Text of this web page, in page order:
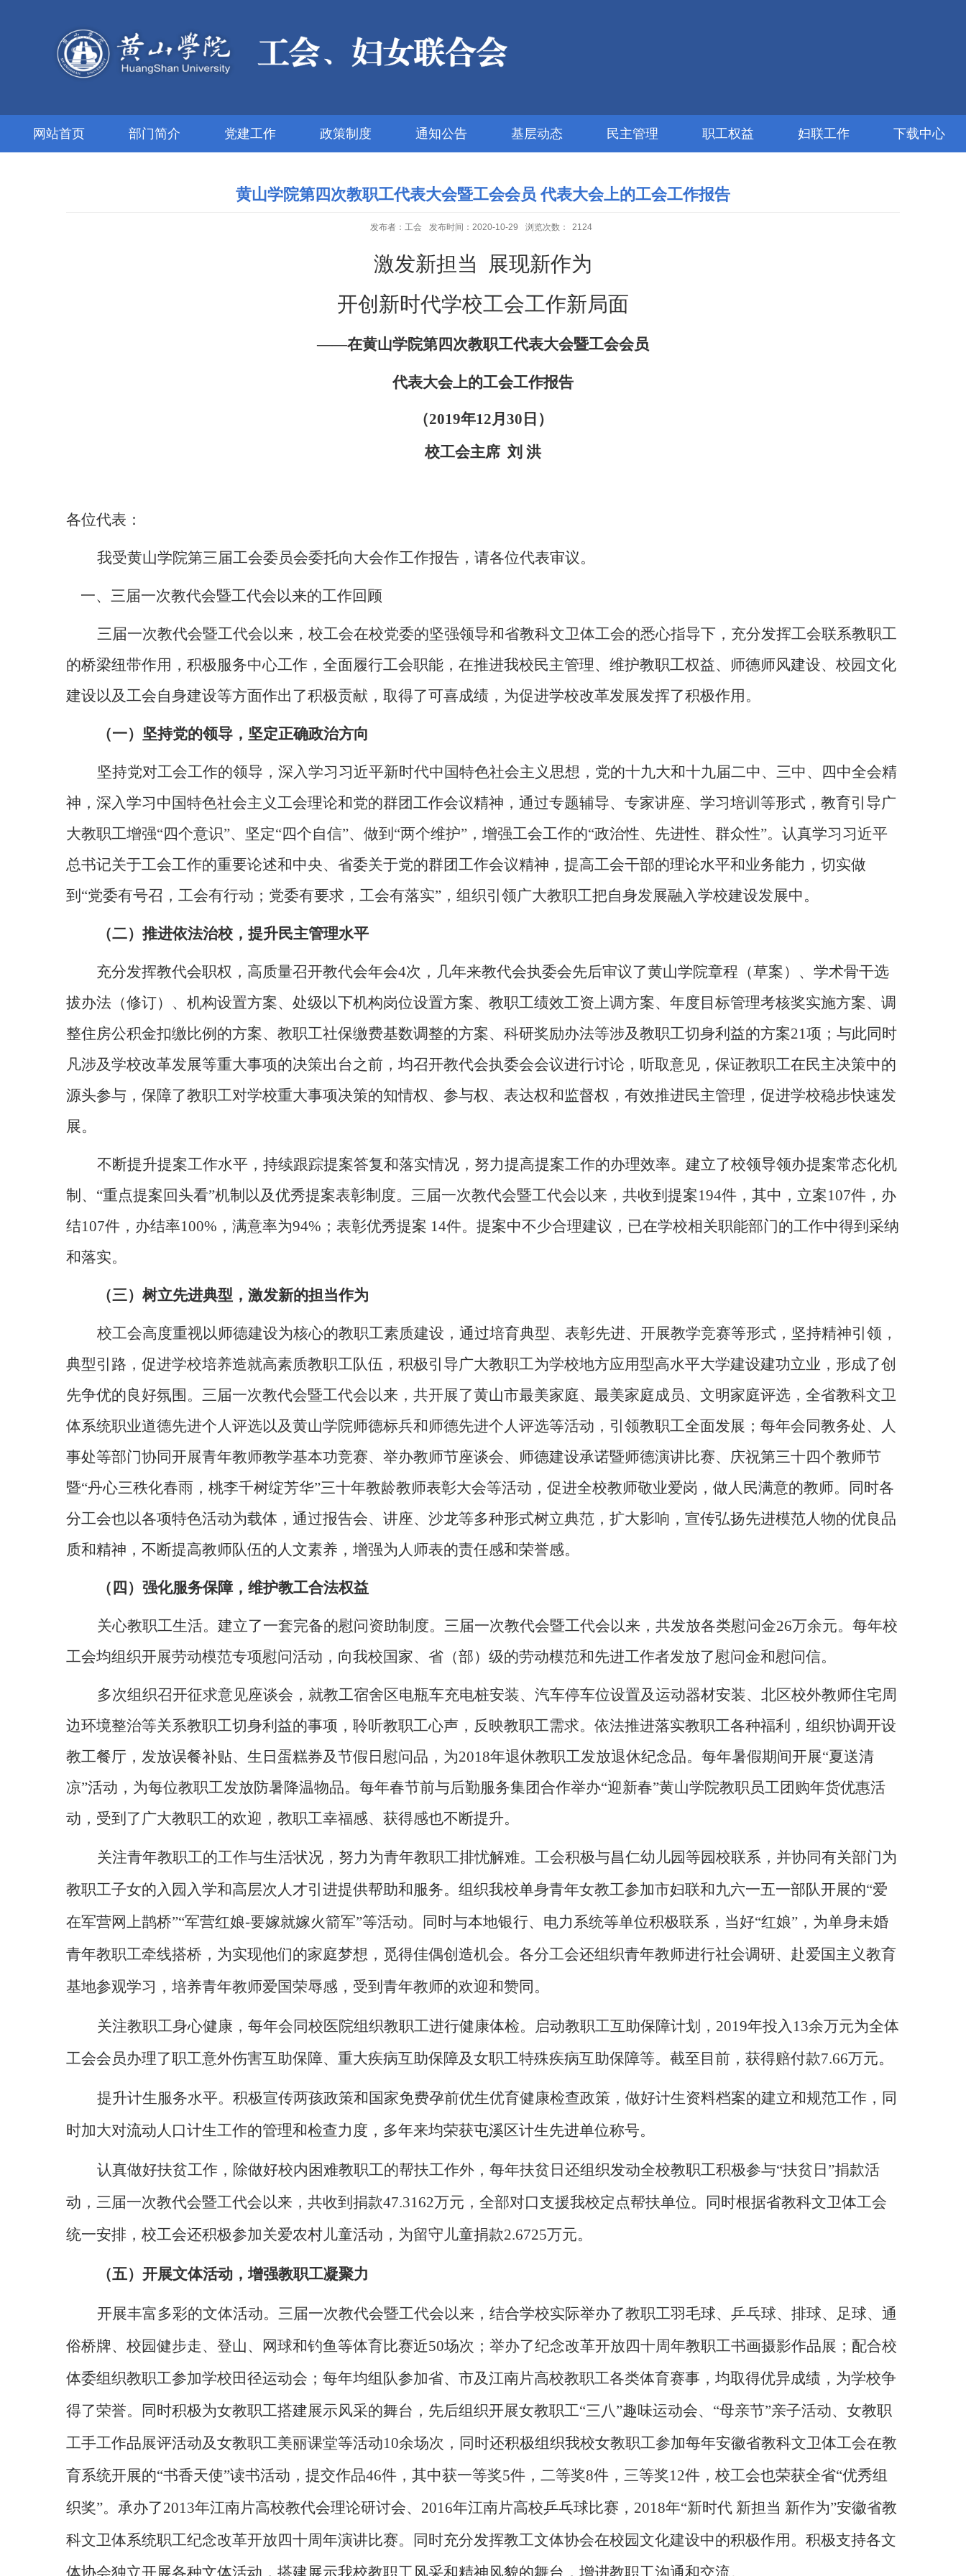
网站首页 部门简介 党建工作 政策制度 通知公告 基层动态 民主管理 职工权益 妇联工作 下载中心
黄山学院第四次教职工代表大会暨工会会员 代表大会上的工会工作报告
发布者：工会 发布时间：2020-10-29 浏览次数： 2124
激发新担当
展现新作为
开创新时代学校工会工作新局面
——在黄山学院第四次教职工代表大会暨工会会员
代表大会上的工会工作报告
（2019年12月 30 日）
校工会主席 刘 洪
各位代表：
我受黄山学院第三届工会委员会委托向大会作工作报告，请各位代表审议。
一、三届一次教代会暨工代会以来的工作回顾
三届一次教代会暨工代会以来，校工会在校党委的坚强领导和省教科文卫体工会的悉心指导下，充分发挥工会联系教职工
的桥梁纽带作用，积极服务中心工作，全面履行工会职能，在推进我校民主管理、维护教职工权益、师德师风建设、校园文化
建设以及工会自身建设等方面作出了积极贡献，取得了可喜成绩，为促进学校改革发展发挥了积极作用。
（一）坚持党的领导，坚定正确政治方向
坚持党对工会工作的领导，深入学习习近平新时代中国特色社会主义思想，党的十九大和十九届二中、三中、四中全会精
神，深入学习中国特色社会主义工会理论和党的群团工作会议精神，通过专题辅导、专家讲座、学习培训等形式，教育引导广
大教职工增强“四个意识”、坚定“四个自信”、做到“两个维护”，增强工会工作的“政治性、先进性、群众性”。认真学习习近平
总书记关于工会工作的重要论述和中央、省委关于党的群团工作会议精神，提高工会干部的理论水平和业务能力，切实做
到“党委有号召，工会有行动；党委有要求，工会有落实”，组织引领广大教职工把自身发展融入学校建设发展中。
（二）推进依法治校，提升民主管理水平
充分发挥教代会职权，高质量召开教代会年会4次，几年来教代会执委会先后审议了黄山学院章程（草案） 、 学术骨干选
拔办法（修订）、机构设置方案、处级以下机构岗位设置方案、教职工绩效工资上调方案、年度目标管理考核奖实施方案、调
整住房公积金扣缴比例的方案、教职工社保缴费基数调整的方案、科研奖励办法等涉及教职工切身利益的方案21项；与此同时
凡涉及学校改革发展等重大事项的决策出台之前，均召开教代会执委会会议进行讨论，听取意见，保证教职工在民主决策中的
源头参与，保障了教职工对学校重大事项决策的知情权、参与权、表达权和监督权，有效推进民主管理，促进学校稳步快速发
展。
不断提升提案工作水平，持续跟踪提案答复和落实情况，努力提高提案工作的办理效率。建立了校领导领办提案常态化机
制、“重点提案回头看”机制以及优秀提案表彰制度。三届一次教代会暨工代会以来，共收到提案194件，其中，立案107件，办
结107件，办结率100% ，满意率为94% ；表彰优秀提案 14件。提案中不少合理建议，已在学校相关职能部门的工作中得到采纳
和落实。
（三）树立先进典型，激发新的担当作为
校工会高度重视以师德建设为核心的教职工素质建设，通过培育典型、表彰先进、开展教学竞赛等形式，坚持精神引领，
典型引路，促进学校培养造就高素质教职工队伍，积极引导广大教职工为学校地方应用型高水平大学建设建功立业，形成了创
先争优的良好氛围。三届一次教代会暨工代会以来，共开展了黄山市最美家庭、最美家庭成员、文明家庭评选，全省教科文卫
体系统职业道德先进个人评选以及黄山学院师德标兵和师德先进个人评选等活动，引领教职工全面发展；每年会同教务处、人
事处等部门协同开展青年教师教学基本功竞赛、举办教师节座谈会、师德建设承诺暨师德演讲比赛、庆祝第三十四个教师节
暨“丹心三秩化春雨，桃李千树绽芳华”三十年教龄教师表彰大会等活动，促进全校教师敬业爱岗，做人民满意的教师。同时各
分工会也以各项特色活动为载体，通过报告会、讲座、沙龙等多种形式树立典范，扩大影响，宣传弘扬先进模范人物的优良品
质和精神，不断提高教师队伍的人文素养，增强为人师表的责任感和荣誉感。
（四）强化服务保障，维护教工合法权益
关心教职工生活。建立了一套完备的慰问资助制度。三届一次教代会暨工代会以来，共发放各类慰问金26万余元。每年校
工会均组织开展劳动模范专项慰问活动，向我校国家、省（部）级的劳动模范和先进工作者发放了慰问金和慰问信。
多次组织召开征求意见座谈会，就教工宿舍区电瓶车充电桩安装、汽车停车位设置及运动器材安装、北区校外教师住宅周
边环境整治等关系教职工切身利益的事项，聆听教职工心声，反映教职工需求。依法推进落实教职工各种福利，组织协调开设
教工餐厅，发放误餐补贴、生日蛋糕券及节假日慰问品，为2018年退休教职工发放退休纪念品。每年暑假期间开展“夏送清
凉”活动，为每位教职工发放防暑降温物品。每年春节前与后勤服务集团合作举办“迎新春”黄山学院教职员工团购年货优惠活
动，受到了广大教职工的欢迎，教职工幸福感、获得感也不断提升。
关注青年教职工的工作与生活状况，努力为青年教职工排忧解难。工会积极与昌仁幼儿园等园校联系，并协同有关部门为
教职工子女的入园入学和高层次人才引进提供帮助和服务。组织我校单身青年女教工参加市妇联和九六一五一部队开展的“爱
在军营网上鹊桥”“军营红娘-要嫁就嫁火箭军”等活动。同时与本地银行、电力系统等单位积极联系，当好“红娘”，为单身未婚
青年教职工牵线搭桥，为实现他们的家庭梦想，觅得佳偶创造机会。各分工会还组织青年教师进行社会调研、赴爱国主义教育
基地参观学习，培养青年教师爱国荣辱感，受到青年教师的欢迎和赞同。
关注教职工身心健康，每年会同校医院组织教职工进行健康体检。启动教职工互助保障计划， 2019年投入 13余万元为全体
工会会员办理了职工意外伤害互助保障、重大疾病互助保障及女职工特殊疾病互助保障等。截至目前，获得赔付款7.66万元。
提升计生服务水平。积极宣传两孩政策和国家免费孕前优生优育健康检查政策，做好计生资料档案的建立和规范工作，同
时加大对流动人口计生工作的管理和检查力度，多年来均荣获屯溪区计生先进单位称号。
认真做好扶贫工作，除做好校内困难教职工的帮扶工作外，每年扶贫日还组织发动全校教职工积极参与“扶贫日”捐款活
动，三届一次教代会暨工代会以来，共收到捐款47.3162万元，全部对口支援我校定点帮扶单位。同时根据省教科文卫体工会
统一安排，校工会还积极参加关爱农村儿童活动，为留守儿童捐款2.6725万元。
（五）开展文体活动，增强教职工凝聚力
开展丰富多彩的文体活动。三届一次教代会暨工代会以来，结合学校实际举办了教职工羽毛球、乒乓球、排球、足球、通
俗桥牌、校园健步走、登山、网球和钓鱼等体育比赛近50场次；举办了纪念改革开放四十周年教职工书画摄影作品展；配合校
体委组织教职工参加学校田径运动会；每年均组队参加省、市及江南片高校教职工各类体育赛事，均取得优异成绩，为学校争
得了荣誉。同时积极为女教职工搭建展示风采的舞台，先后组织开展女教职工“三八”趣味运动会、“母亲节”亲子活动、女教职
工手工作品展评活动及女教职工美丽课堂等活动10余场次，同时还积极组织我校女教职工参加每年安徽省教科文卫体工会在教
育系统开展的“书香天使”读书活动，提交作品46件，其中获一等奖5件，二等奖8件，三等奖12件，校工会也荣获全省“优秀组
织奖”。承办了2013年江南片高校教代会理论研讨会、 2016年江南片高校乒乓球比赛， 2018年“新时代 新担当 新作为”安徽省教
科文卫体系统职工纪念改革开放四十周年演讲比赛。同时充分发挥教工文体协会在校园文化建设中的积极作用。积极支持各文
体协会独立开展各种文体活动，搭建展示我校教职工风采和精神风貌的舞台，增进教职工沟通和交流。